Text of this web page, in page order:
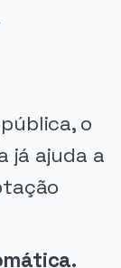
o
já ajuda a